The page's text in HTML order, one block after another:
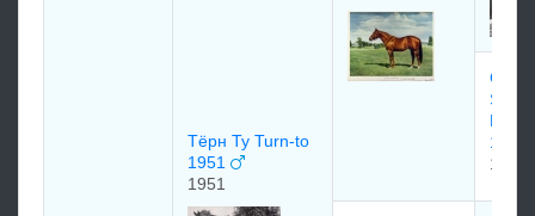
Тёрн Ту Turn-to
1951
1951
Сан
SUN
1937
1937